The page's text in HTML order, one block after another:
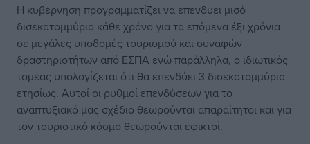
Η κυβέρνηση προγραμματίζει να επενδύει μισό
δισεκατομμύριο κάθε χρόνο για τα επόμενα έξι χρόνια
σε μεγάλες υποδομές τουρισμού και συναφών
δραστηριοτήτων από ΕΣΠΑ ενώ παράλληλα, ο ιδιωτικός
τομέας υπολογίζεται ότι θα επενδύει 3 δισεκατομμύρια
ετησίως. Αυτοί οι ρυθμοί επενδύσεων για το
αναπτυξιακό μας σχέδιο θεωρούνται απαραίτητοι και για
τον τουριστικό κόσμο θεωρούνται εφικτοί.